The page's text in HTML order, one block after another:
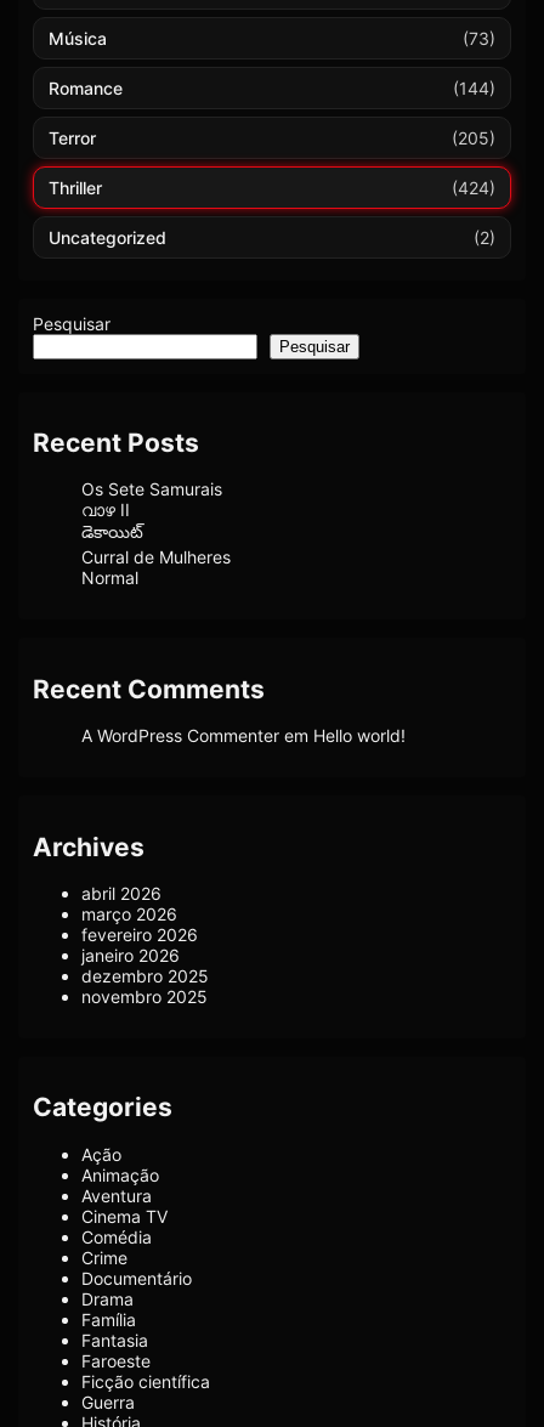
Música (73)
Romance (144)
Terror (205)
Thriller (424)
Uncategorized (2)
Pesquisar
Pesquisar
Recent Posts
Os Sete Samurais
വാഴ II
డెకాయిట్
Curral de Mulheres
Normal
Recent Comments
A WordPress Commenter em Hello world!
Archives
abril 2026
março 2026
fevereiro 2026
janeiro 2026
dezembro 2025
novembro 2025
Categories
Ação
Animação
Aventura
Cinema TV
Comédia
Crime
Documentário
Drama
Família
Fantasia
Faroeste
Ficção científica
Guerra
História